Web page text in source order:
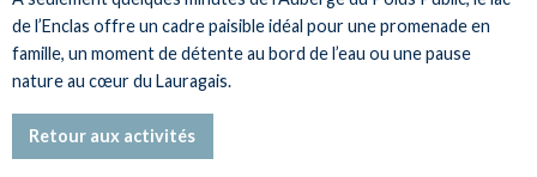
de l’Enclas offre un cadre paisible idéal pour une promenade en
famille, un moment de détente au bord de l’eau ou une pause
nature au cœur du Lauragais.
Retour aux activités